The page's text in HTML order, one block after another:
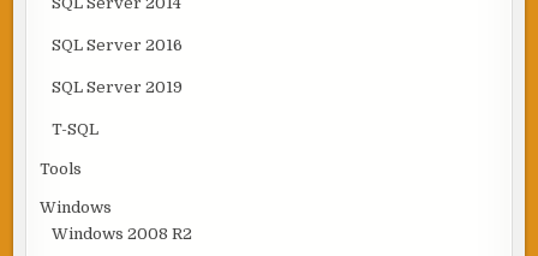
SQL Server 2016
SQL Server 2019
T-SQL
Tools
Windows
Windows 2008 R2